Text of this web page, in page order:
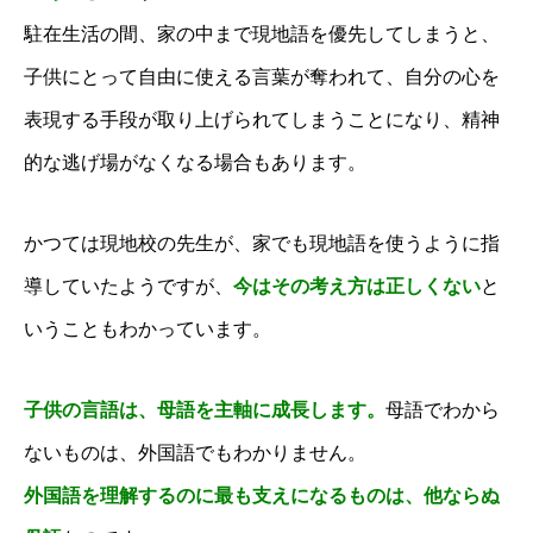
駐在生活の間、家の中まで現地語を優先してしまうと、
子供にとって自由に使える言葉が奪われて、自分の心を
表現する手段が取り上げられてしまうことになり、精神
的な逃げ場がなくなる場合もあります。
かつては現地校の先生が、家でも現地語を使うように指
導していたようですが、 今はその考え方は正しくないと
いうこともわかっています。
子供の言語は、母語を主軸に成長します。 母語でわから
ないものは、外国語でもわかりません。
外国語を理解するのに最も支えになるものは、他ならぬ